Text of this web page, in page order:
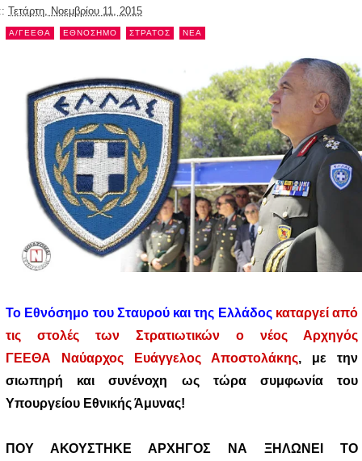
Τετάρτη, Νοεμβρίου 11, 2015
Α/ΓΕΕΘΑ ΕΘΝΟΣΗΜΟ ΣΤΡΑΤΟΣ NEA
Το Εθνόσημο του Σταυρού και της Ελλάδος καταργεί από
τις στολές των Στρατιωτικών ο νέος Αρχηγός
ΓΕΕΘΑ Ναύαρχος Ευάγγελος Αποστολάκης, με την
σιωπηρή και συνένοχη ως τώρα συμφωνία του
Υπουργείου Εθνικής Άμυνας!
ΠΟΥ ΑΚΟΥΣΤΗΚΕ ΑΡΧΗΓΟΣ ΝΑ ΞΗΛΩΝΕΙ ΤΟ